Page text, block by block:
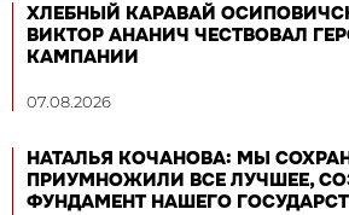
ХЛЕБНЫЙ КАРАВАЙ
ВИКТОР АНАНИЧ ЧЕСТВОВАЛ
КАМПАНИИ
07.08.2026
НАТАЛЬЯ КОЧАНОВА: МЫ
ПРИУМНОЖИЛИ ВСЕ ЛУЧШЕЕ,
ФУНДАМЕНТ НАШЕГО